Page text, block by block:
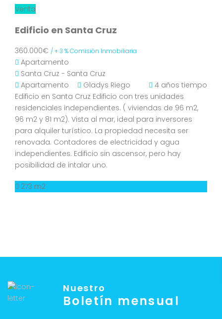
Venta
Edificio en Santa Cruz
360.000€ / + 3 % Comisión Inmobiliaria
Apartamento
Santa Cruz - Santa Cruz
Apartamento
Gladys Riego
4 años tiempo
Edificio en Santa Cruz Edificio con tres unidades
residenciales independientes. ( viviendas de 96 m2,
96 m2 y 81 m2). Vista al mar, ideal para inversores
para alquiler turístico. La propiedad necesita ser
renovada. Contadores de electricidad y agua
independientes. Edificio sin ascensor, pero hay
posibilidad de intalar uno.
273 m2
Nuestro
Boletín mensual